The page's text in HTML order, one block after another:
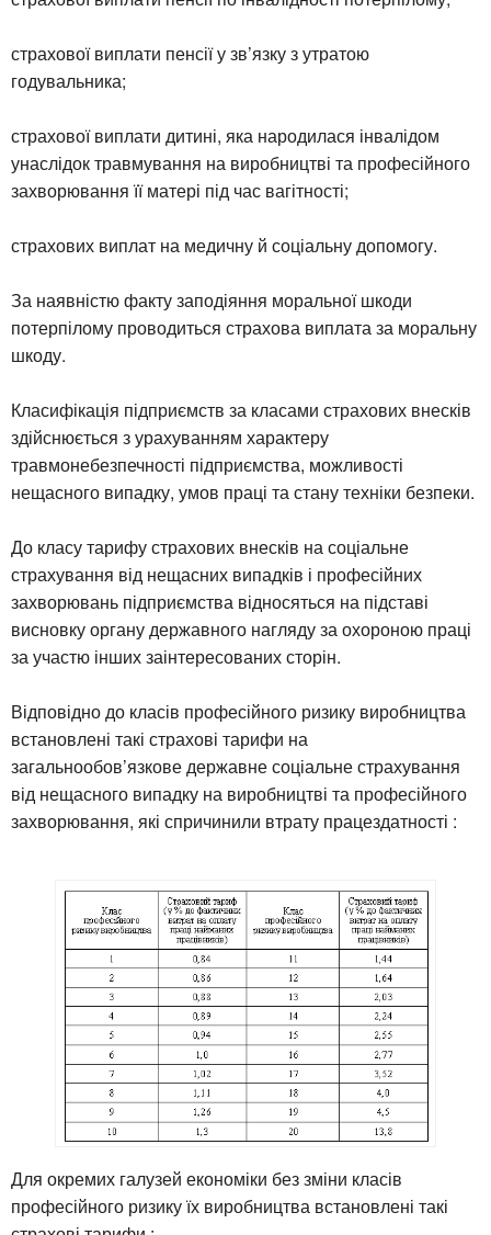
страхової виплати пенсії у зв’язку з утратою
годувальника;
страхової виплати дитині, яка народилася інвалідом
унаслідок травмування на виробництві та професійного
захворювання її матері під час вагітності;
страхових виплат на медичну й соціальну допомогу.
За наявністю факту заподіяння моральної шкоди
потерпілому проводиться страхова виплата за моральну
шкоду.
Класифікація підприємств за класами страхових внесків
здійснюється з урахуванням характеру
травмонебезпечності підприємства, можливості
нещасного випадку, умов праці та стану техніки безпеки.
До класу тарифу страхових внесків на соціальне
страхування від нещасних випадків і професійних
захворювань підприємства відносяться на підставі
висновку органу державного нагляду за охороною праці
за участю інших заінтересованих сторін.
Відповідно до класів професійного ризику виробництва
встановлені такі страхові тарифи на
загальнообов’язкове державне соціальне страхування
від нещасного випадку на виробництві та професійного
захворювання, які спричинили втрату працездатності :
Для окремих галузей економіки без зміни класів
професійного ризику їх виробництва встановлені такі